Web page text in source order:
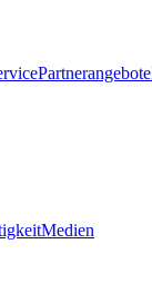
Partnerangebote
Medien